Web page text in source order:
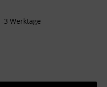
3 Werktage